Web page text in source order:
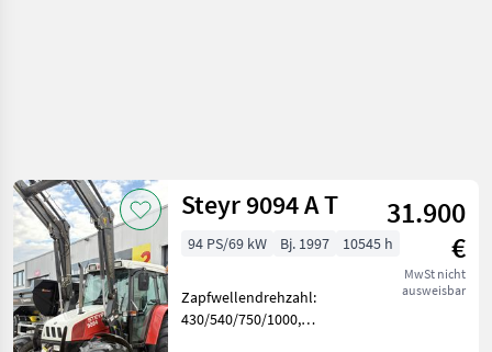
Steyr 9094 A T
31.900
€
MwSt nicht
ausweisbar
94 PS/69 kW Bj. 1997 10545 h
Zapfwellendrehzahl:
430/540/750/1000,